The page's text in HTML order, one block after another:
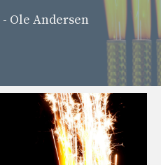
- Ole Andersen